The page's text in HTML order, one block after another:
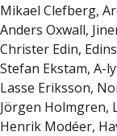
Mikael Clefberg,
Anders Oxwall,
Christer Edin,
Stefan Ekstam, A-
Lasse Eriksson,
Jörgen Holmgren,
Henrik Modéer,